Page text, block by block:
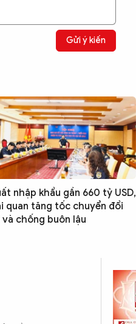
Gửi ý kiến
nhập khẩu gần 660 tỷ USD,
quan tăng tốc chuyển đổi
và chống buôn lậu